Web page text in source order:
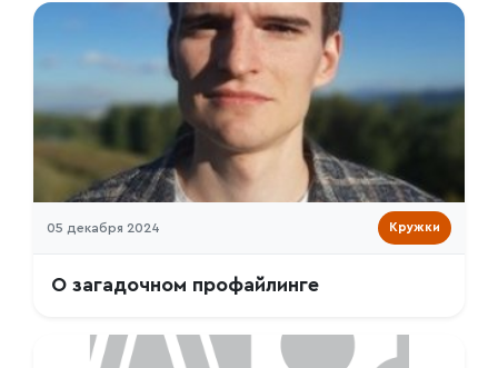
05 декабря 2024 Кружки
О загадочном профайлинге